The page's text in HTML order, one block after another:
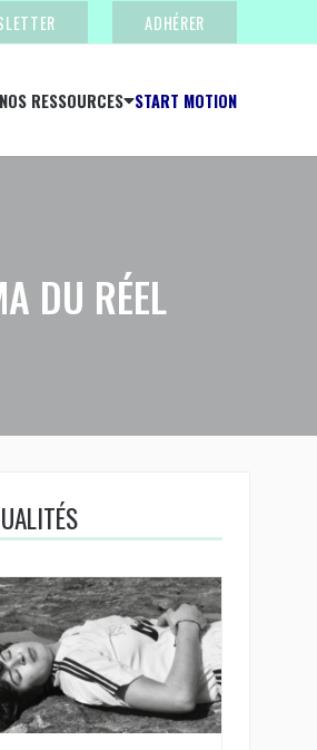
ADHÉRER
NOS RESSOURCES START MOTION
DU RÉEL